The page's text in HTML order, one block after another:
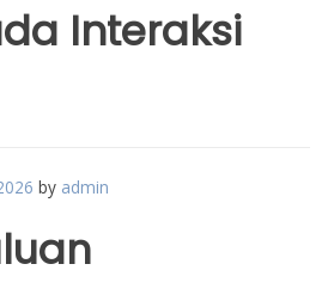
Interaksi
by admin